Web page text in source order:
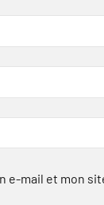
e-mail et mon